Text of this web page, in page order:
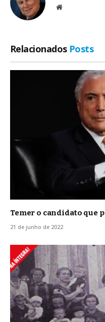
Site
Relacionados Posts
Temer o candidato que
21 de junho de 2022